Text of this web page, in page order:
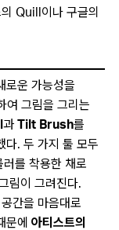
Quill이나 구글의
로운 가능성을
여 그림을 그리는
과 Tilt Brush를
다. 두 가지 툴 모두
를 착용한 채로
림이 그려진다.
간을 마음대로
문에 아티스트의